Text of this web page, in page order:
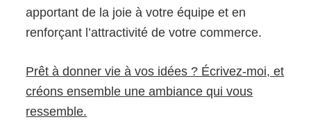
apportant de la joie à votre équipe et en
renforçant l’attractivité de votre commerce.
Prêt à donner vie à vos idées ? Écrivez-moi, et
créons ensemble une ambiance qui vous
ressemble.